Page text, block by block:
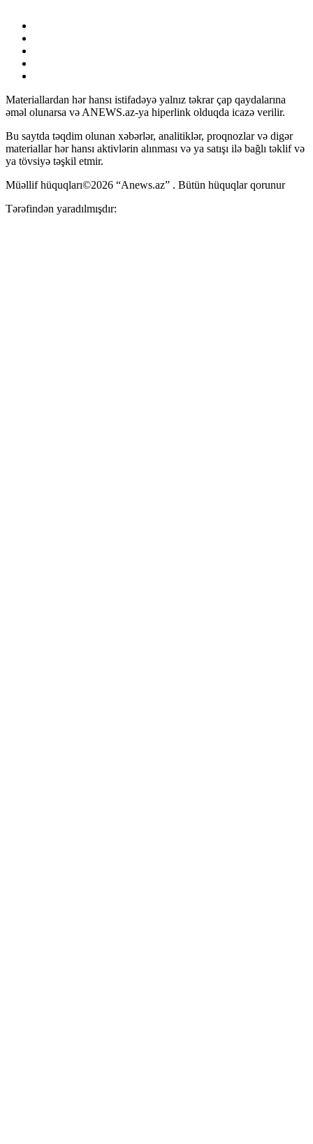
Materiallardan hər hansı istifadəyə yalnız təkrar çap qaydalarına
əməl olunarsa və ANEWS.az-ya hiperlink olduqda icazə verilir.
Bu saytda təqdim olunan xəbərlər, analitiklər, proqnozlar və digər
materiallar hər hansı aktivlərin alınması və ya satışı ilə bağlı təklif və
ya tövsiyə təşkil etmir.
Müəllif hüquqları©2026 “Anews.az” . Bütün hüquqlar qorunur
Tərəfindən yaradılmışdır: